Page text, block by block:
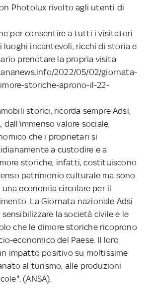
Photolux rivolto agli utenti di
per consentire a tutti i visitatori
luoghi incantevoli, ricchi di storia e
prenotare la propria visita
2022/05/02/giornata-
storiche-aprono-il-22-
storici, ricorda sempre Adsi,
dall'immenso valore sociale,
che i proprietari si
a custodire e a
storiche, infatti, costituiscono
patrimonio culturale ma sono
economia circolare per il
La Giornata nazionale Adsi
la società civile e le
che le dimore storiche ricoprono
economico del Paese. Il loro
impatto positivo su moltissime
al turismo, alle produzioni
(ANSA).